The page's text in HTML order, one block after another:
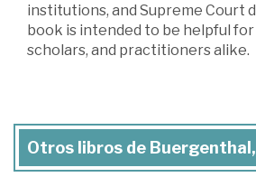
institutions, and Supreme Court
book is intended to be helpful
scholars, and practitioners alike.
Otros libros de